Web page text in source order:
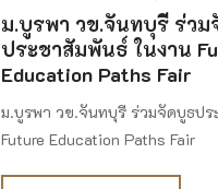
ม.บูรพา วข.จันทบุรี ร่วม
ประชาสัมพันธ์ ในงาน
Education Paths Fair
ม.บูรพา วข.จันทบุรี ร่วมจัดบูธปร
Future Education Paths Fair